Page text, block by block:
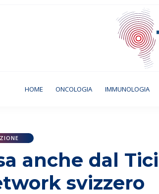
HOME(CURRENT)
ONCOLOGIA IMMUNOLOGIA
anche dal
svizzero